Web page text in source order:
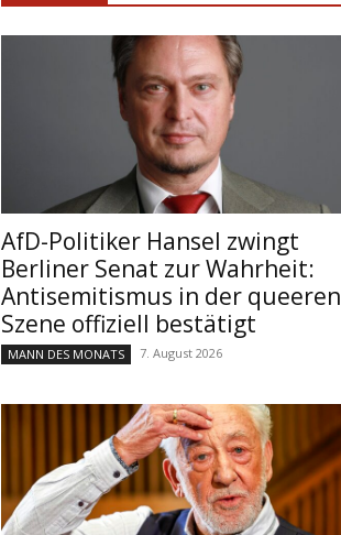
AfD-Politiker Hansel zwingt
Berliner Senat zur Wahrheit:
Antisemitismus in der queeren
Szene offiziell bestätigt
MANN DES MONATS 7. August 2026